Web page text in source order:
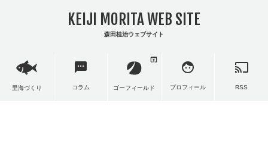
KEIJI MORITA WEB SITE
森田桂治ウェブサイト
里海づくり
sms
コラム ゴーフィールド
open_in_browser
face
プロフィール
cast
RSS